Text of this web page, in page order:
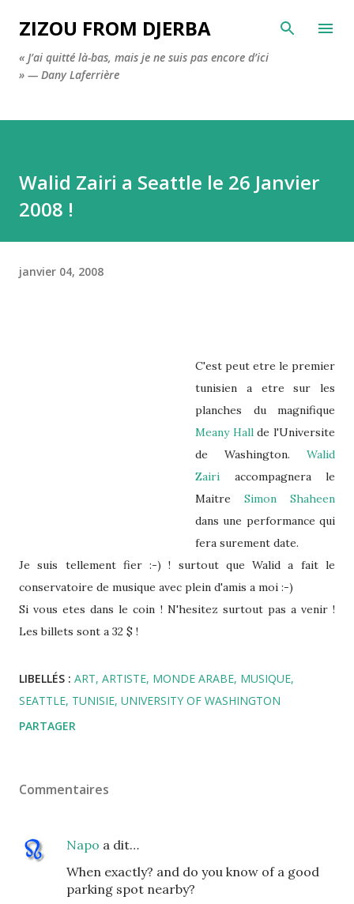
Accéder au contenu principal
ZIZOU FROM DJERBA
« J’ai quitté là-bas, mais je ne suis pas encore d’ici
» — Dany Laferrière
Walid Zairi a Seattle le 26 Janvier
2008 !
janvier 04, 2008
C'est peut etre le premier
tunisien a etre sur les
planches du magnifique
Meany Hallde l'Universite
de Washington. Walid
Zairi accompagnera le
Maitre Simon Shaheen
dans une performance qui
fera surement date.
Je suis tellement fier :-) ! surtout que Walid a fait le
conservatoire de musique avec plein d'amis a moi :-)
Si vous etes dans le coin ! N'hesitez surtout pas a venir !
Les billets sont a 32 $ !
LIBELLÉS : ART ARTISTE MONDE ARABE MUSIQUE
SEATTLE TUNISIE UNIVERSITY OF WASHINGTON
PARTAGER
Commentaires
Napo a dit…
When exactly? and do you know of a good
parking spot nearby?